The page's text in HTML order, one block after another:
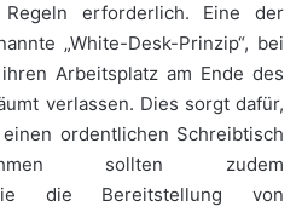
erforderlich. Eine der
„White-Desk-Prinzip“, bei
Arbeitsplatz am Ende des
verlassen. Dies sorgt dafür,
ordentlichen Schreibtisch
sollten zudem
wie die Bereitstellung von